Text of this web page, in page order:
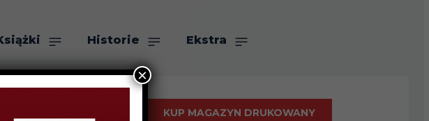
Historie Ekstra
KUP MAGAZYN DRUKOWANY
×